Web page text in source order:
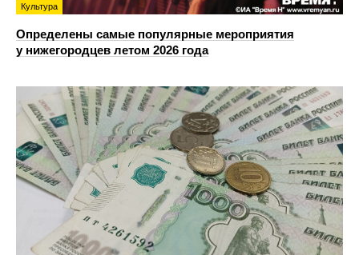
Культура
Определены самые популярные мероприятия
у нижегородцев летом 2026 года